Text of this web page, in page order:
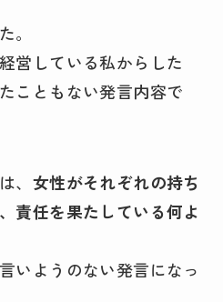
。
営している私からした
こともない発言内容で
、 女性がそれぞれの持ち
責任を果たしている何よ
いようのない発言になっ